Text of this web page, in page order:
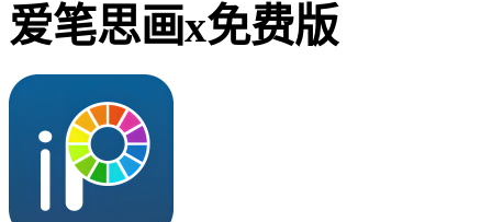
爱笔思画x免费版